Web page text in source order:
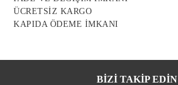
Gönder
ÜCRETSİZ KARGO
KAPIDA ÖDEME İMKANI
BİZİ TAKİP EDİN